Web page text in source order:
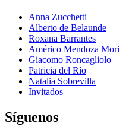
Anna Zucchetti
Alberto de Belaunde
Roxana Barrantes
Américo Mendoza Mori
Giacomo Roncagliolo
Patricia del Río
Natalia Sobrevilla
Invitados
Síguenos